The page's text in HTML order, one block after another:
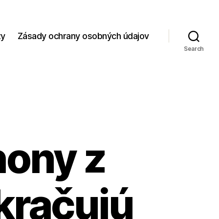
Zásady ochrany osobných údajov
Search
z